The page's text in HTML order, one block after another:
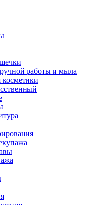
работы и мыла
косметики